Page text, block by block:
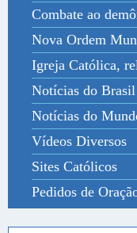
Combate ao
Nova Ordem
Igreja Católica,
Notícias do Brasil
Notícias do
Vídeos Diversos
Sites Católicos
Pedidos de